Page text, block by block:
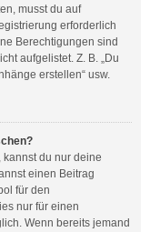
musst du auf
erforderlich
Berechtigungen sind
aufgelistet. Z. B. „Du
erstellen“ usw.
kannst du nur deine
einen Beitrag
für den
nur für einen
Wenn bereits jemand